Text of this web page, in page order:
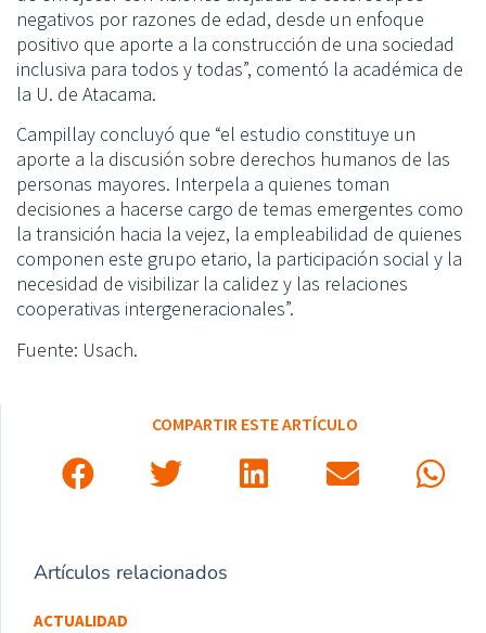
negativos por razones de edad, desde un enfoque
positivo que aporte a la construcción de una sociedad
inclusiva para todos y todas”, comentó la académica de
la U. de Atacama.
Campillay concluyó que “el estudio constituye un
aporte a la discusión sobre derechos humanos de las
personas mayores. Interpela a quienes toman
decisiones a hacerse cargo de temas emergentes como
la transición hacia la vejez, la empleabilidad de quienes
componen este grupo etario, la participación social y la
necesidad de visibilizar la calidez y las relaciones
cooperativas intergeneracionales”.
Fuente: Usach.
COMPARTIR ESTE ARTÍCULO
Artículos relacionados
ACTUALIDAD